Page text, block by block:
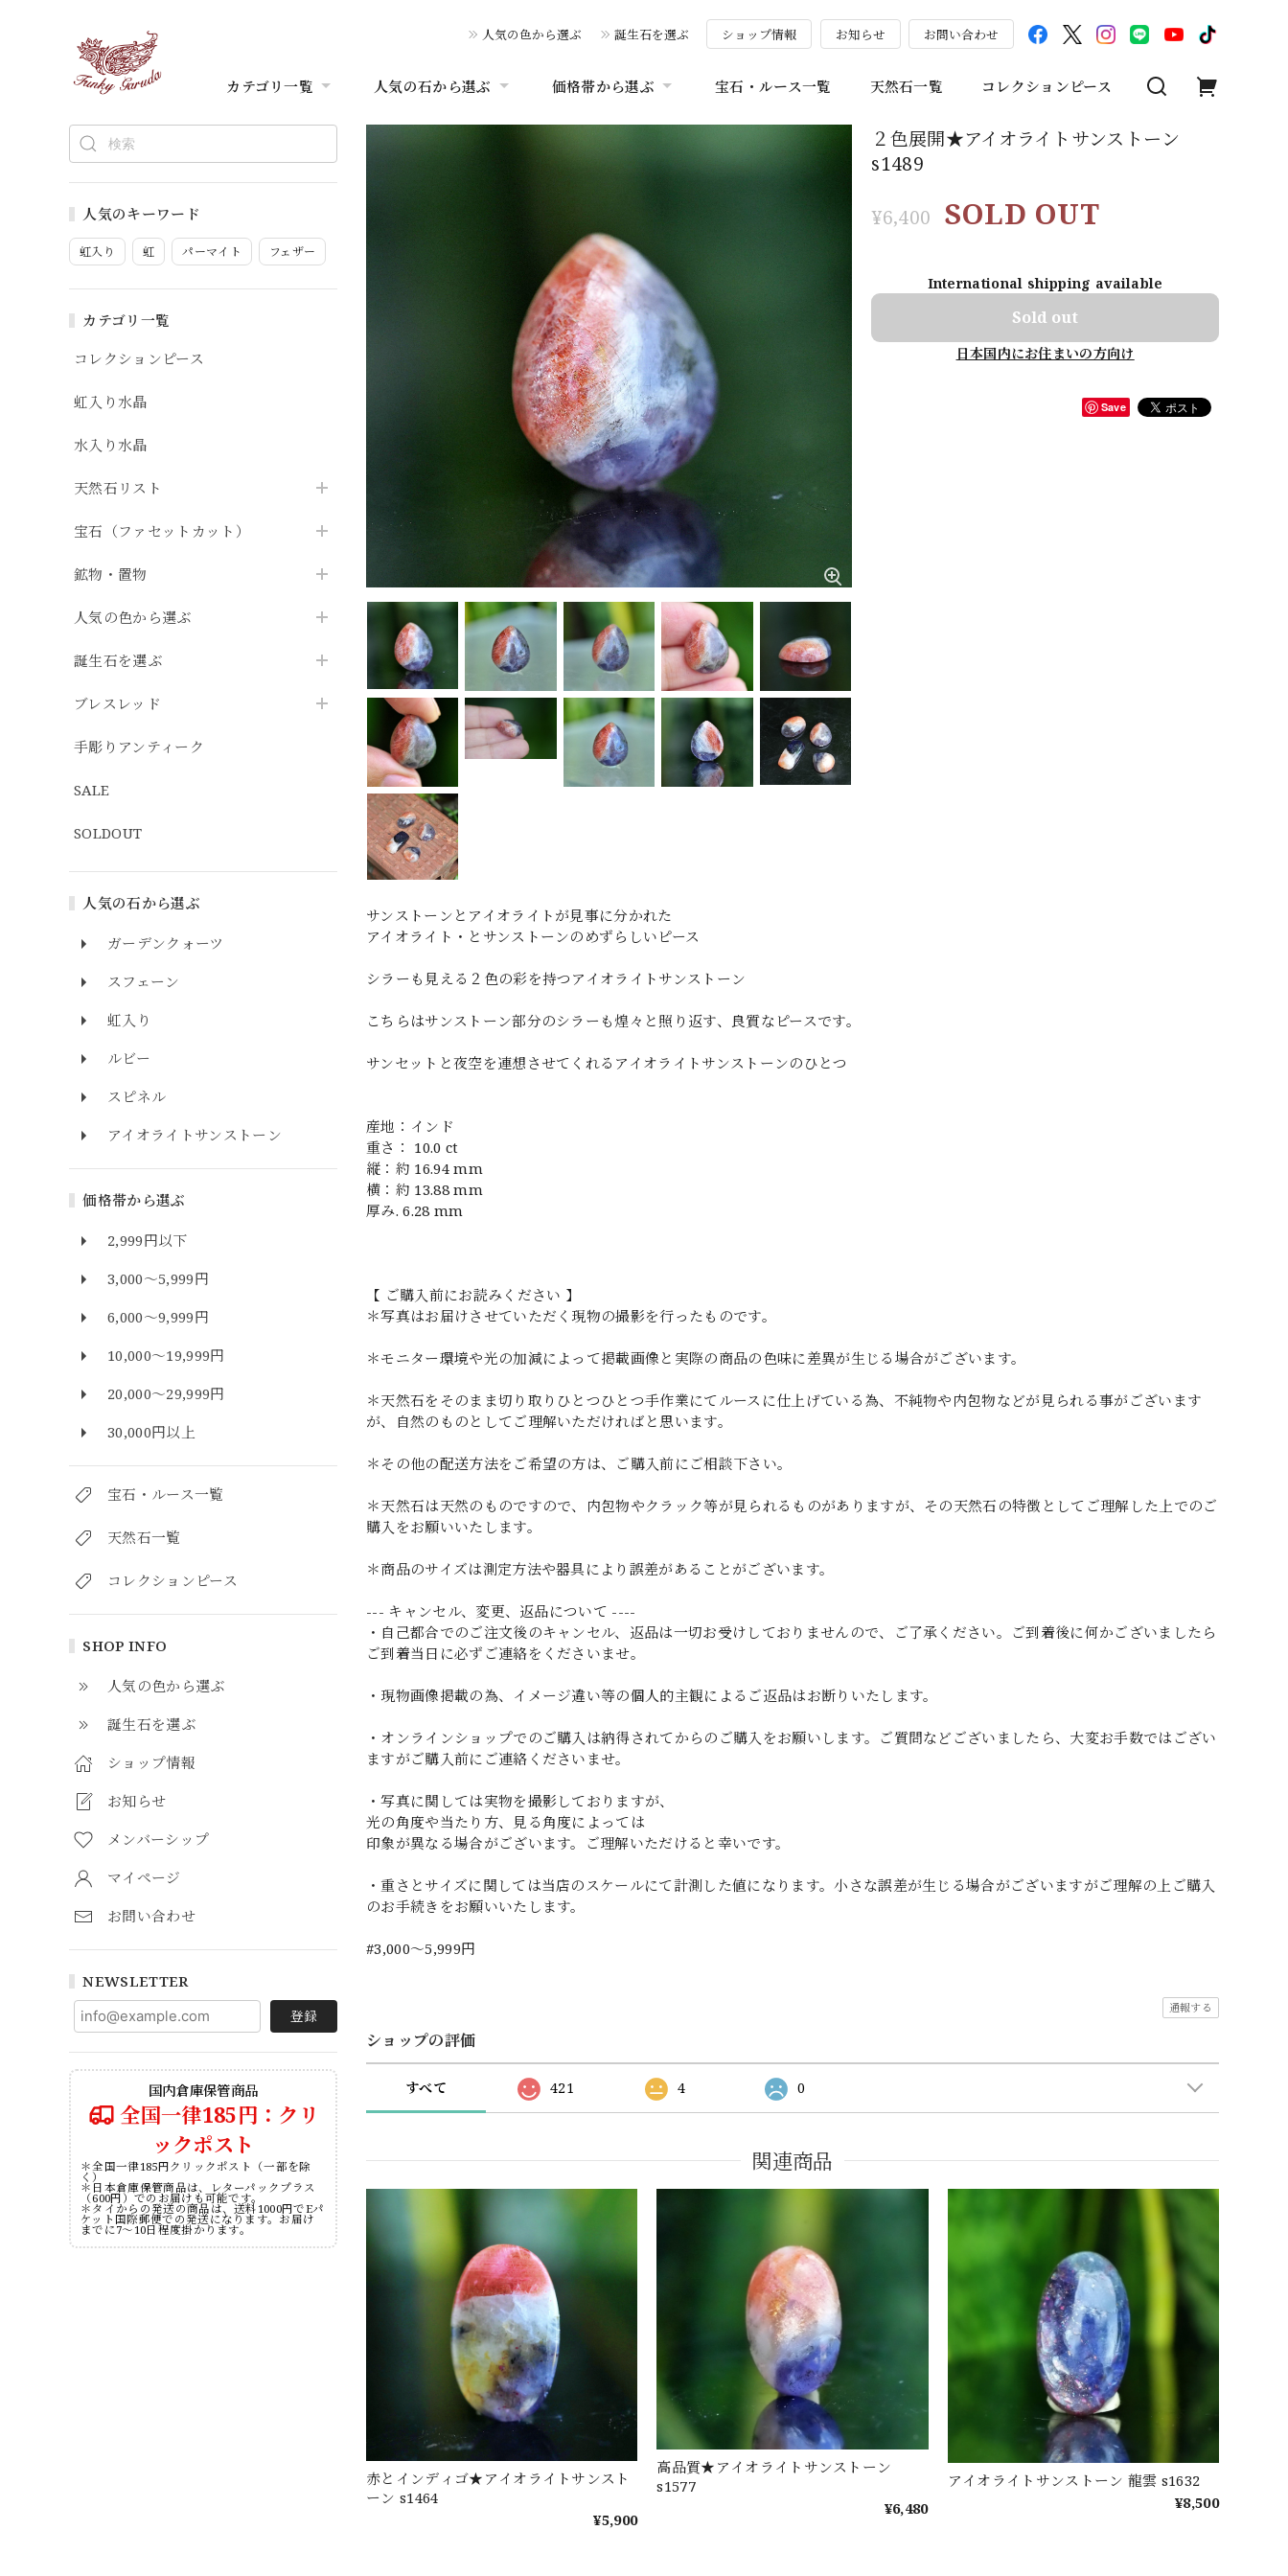
人気の色から選ぶ 誕生石を選ぶ ショップ情報 お知らせ お問い合わせ
カテゴリ一覧 人気の石から選ぶ 価格帯から選ぶ 宝石・ルース一覧 天然石一覧 コレクションピース
人気のキーワード
虹入り 虹 パーマイト フェザー
カテゴリ一覧
コレクションピース
虹入り水晶
水入り水晶
天然石リスト
宝石（ファセットカット）
鉱物・置物
人気の色から選ぶ
誕生石を選ぶ
ブレスレッド
手彫りアンティーク
SALE
SOLDOUT
人気の石から選ぶ
ガーデンクォーツ
スフェーン
虹入り
ルビー
スピネル
アイオライトサンストーン
価格帯から選ぶ
2,999円以下
3,000～5,999円
6,000～9,999円
10,000～19,999円
20,000～29,999円
30,000円以上
宝石・ルース一覧
天然石一覧
コレクションピース
SHOP INFO
人気の色から選ぶ
誕生石を選ぶ
ショップ情報
お知らせ
メンバーシップ
マイページ
お問い合わせ
NEWSLETTER
登録
国内倉庫保管商品
全国一律185円：クリ
ックポスト
＊全国一律185円クリックポスト（一部を除
く）
＊日本倉庫保管商品は、レターパックプラス
（600円）でのお届けも可能です。
＊タイからの発送の商品は、送料1000円でEパ
ケット国際郵便での発送になります。お届け
までに7～10日程度掛かります。
２色展開★アイオライトサンストーン
s1489
¥6,400 SOLD OUT
International shipping available
Sold out
日本国内にお住まいの方向け
Save
サンストーンとアイオライトが見事に分かれた
アイオライト・とサンストーンのめずらしいピース
シラーも見える２色の彩を持つアイオライトサンストーン
こちらはサンストーン部分のシラーも煌々と照り返す、良質なピースです。
サンセットと夜空を連想させてくれるアイオライトサンストーンのひとつ
産地：インド
重さ： 10.0 ct
縦：約 16.94 mm
横：約 13.88 mm
厚み. 6.28 mm
【 ご購入前にお読みください 】
＊写真はお届けさせていただく現物の撮影を行ったものです。
＊モニター環境や光の加減によって掲載画像と実際の商品の色味に差異が生じる場合がございます。
＊天然石をそのまま切り取りひとつひとつ手作業にてルースに仕上げている為、不純物や内包物などが見られる事がございます
が、自然のものとしてご理解いただければと思います。
＊その他の配送方法をご希望の方は、ご購入前にご相談下さい。
＊天然石は天然のものですので、内包物やクラック等が見られるものがありますが、その天然石の特徴としてご理解した上でのご
購入をお願いいたします。
＊商品のサイズは測定方法や器具により誤差があることがございます。
--- キャンセル、変更、返品について ----
・自己都合でのご注文後のキャンセル、返品は一切お受けしておりませんので、ご了承ください。ご到着後に何かございましたら
ご到着当日に必ずご連絡をくださいませ。
・現物画像掲載の為、イメージ違い等の個人的主観によるご返品はお断りいたします。
・オンラインショップでのご購入は納得されてからのご購入をお願いします。ご質問などございましたら、大変お手数ではござい
ますがご購入前にご連絡くださいませ。
・写真に関しては実物を撮影しておりますが、
光の角度や当たり方、見る角度によっては
印象が異なる場合がございます。ご理解いただけると幸いです。
・重さとサイズに関しては当店のスケールにて計測した値になります。小さな誤差が生じる場合がございますがご理解の上ご購入
のお手続きをお願いいたします。
#3,000～5,999円
通報する
ショップの評価
すべて 421 4 0
関連商品
赤とインディゴ★アイオライトサンスト
ーン s1464
¥5,900
高品質★アイオライトサンストーン
s1577
¥6,480
アイオライトサンストーン 龍雲 s1632
¥8,500